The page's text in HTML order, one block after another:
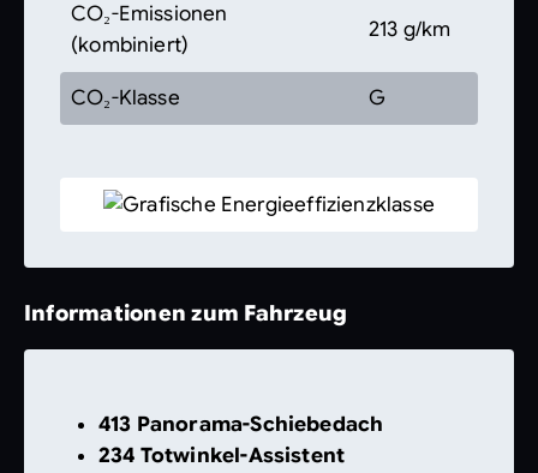
CO₂-Emissionen
(kombiniert)
213 g/km
CO₂-Klasse G
Informationen zum Fahrzeug
413 Panorama-Schiebedach
234 Totwinkel-Assistent